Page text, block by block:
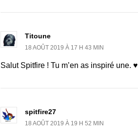
Titoune
18 AOÛT 2019 À 17 H 43 MIN
Salut Spitfire ! Tu m’en as inspiré une. ♥
spitfire27
18 AOÛT 2019 À 19 H 52 MIN